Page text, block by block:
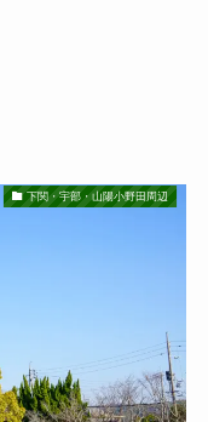
下関・宇部・山陽小野田周辺